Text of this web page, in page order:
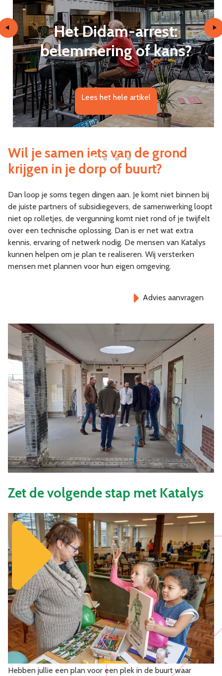
Het Didam-arrest:
belemmering of kans?
Lees het hele artikel
Wil je samen iets van de grond
krijgen in je dorp of buurt?
Dan loop je soms tegen dingen aan. Je komt niet binnen bij
de juiste partners of subsidiegevers, de samenwerking loopt
niet op rolletjes, de vergunning komt niet rond of je twijfelt
over een technische oplossing. Dan is er net wat extra
kennis, ervaring of netwerk nodig. De mensen van Katalys
kunnen helpen om je plan te realiseren. Wij versterken
mensen met plannen voor hun eigen omgeving.
Advies aanvragen
Zet de volgende stap met Katalys
Hebben jullie een plan voor een plek in de buurt waar